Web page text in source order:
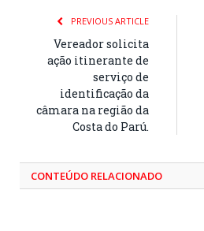
PREVIOUS ARTICLE
Vereador solicita
ação itinerante de
serviço de
identificação da
câmara na região da
Costa do Parú.
CONTEÚDO RELACIONADO